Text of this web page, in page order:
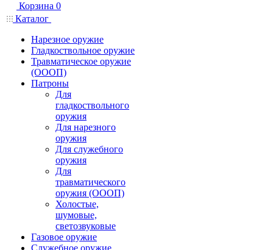
Корзина 0
Каталог
Нарезное оружие
Гладкоствольное оружие
Травматическое оружие
(ОООП)
Патроны
Для
гладкоствольного
оружия
Для нарезного
оружия
Для служебного
оружия
Для
травматического
оружия (ОООП)
Холостые,
шумовые,
светозвуковые
Газовое оружие
Служебное оружие